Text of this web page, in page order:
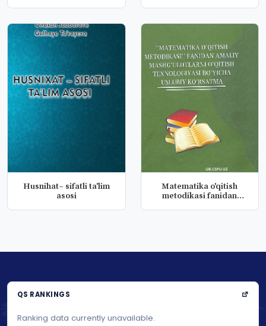
Husnihat– sifatli ta'lim
asosi
Matematika o'qitish
metodikasi fanidan
QS RANKINGS
Ranking data currently unavailable.